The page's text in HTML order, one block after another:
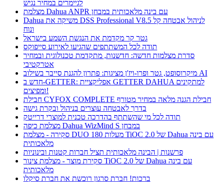
לגיימרים במחיר נגיש
מצלמת Dahua ANPR עם בינה מלאכותית במבחן
Dahua משיקה את DSS Professional V8.5 לניהול אבטחה קל
ונוח
גטר קר מקדמת את הנגשת השמע בישראל
תודה לכל המשתתפים שהגיעו לאירוע סייפוקס
סדרת מצלמות חדשה: חדשנות, מתקדמת טכנולוגית ובמחיר
אטרקטיבי
מיקרוסופט, גטר ופרו-ויז'ן מציגות: פתרון להגנת סייבר בשילוב AI
חדש ב-GETTER: אפליקציית GETTER DAHUA למתקינים
ומפיצים!
חבילת CYFOX COMPLETE חבילת הגנה מלאה במחיר מטורף
בדרך לאבטחה עוצרים בניהול ובקרת גישה
תודה לכל מי שהשתתף בהדרכה טכנית למוצרי דרייטק
מצלמת כיפה Dahua WizMind S במבחן
סקירה - מצלמת DUO 180 מעלות TiOC 2.0 של Dahua עם בינה
מלאכותית
פרשנות | הבינה מלאכותית תציל חברות קטנות ובינוניות
סקירת מוצר - מצלמת צינור TiOC 2.0 של Dahua עם בינה
מלאכותית
ברכות! חברת סרגון רוכשת את חברת סיקלו